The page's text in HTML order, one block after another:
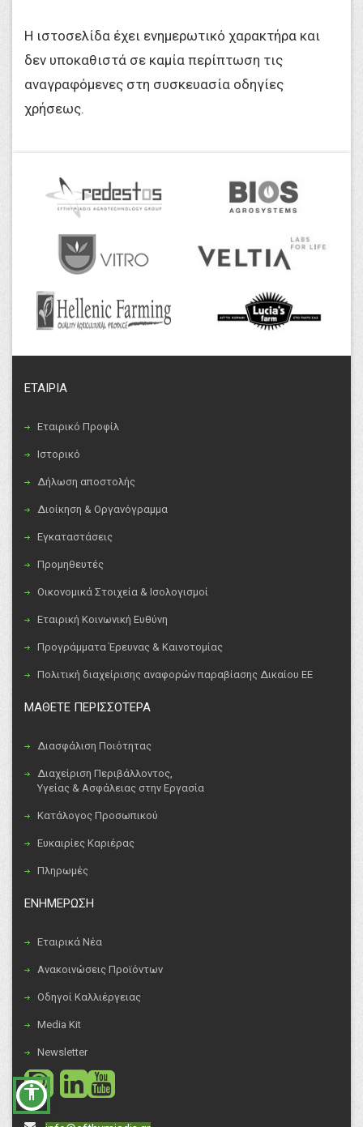
accessibility
Η ιστοσελίδα έχει ενημερωτικό χαρακτήρα και
δεν υποκαθιστά σε καμία περίπτωση τις
αναγραφόμενες στη συσκευασία οδηγίες
χρήσεως.
ΕΤΑΙΡΙΑ
Εταιρικό Προφίλ
Ιστορικό
Δήλωση αποστολής
Διοίκηση & Οργανόγραμμα
Εγκαταστάσεις
Προμηθευτές
Οικονομικά Στοιχεία & Ισολογισμοί
Εταιρική Κοινωνική Ευθύνη
Προγράμματα Έρευνας & Καινοτομίας
Πολιτική διαχείρισης αναφορών παραβίασης Δικαίου ΕΕ
ΜΑΘΕΤΕ ΠΕΡΙΣΣΟΤΕΡΑ
Διασφάλιση Ποιότητας
Διαχείριση Περιβάλλοντος,
Υγείας & Ασφάλειας στην Εργασία
Κατάλογος Προσωπικού
Ευκαιρίες Καριέρας
Πληρωμές
ΕΝΗΜΕΡΩΣΗ
Εταιρικά Νέα
Ανακοινώσεις Προϊόντων
Οδηγοί Καλλιέργειας
Media Kit
Newsletter
social
social